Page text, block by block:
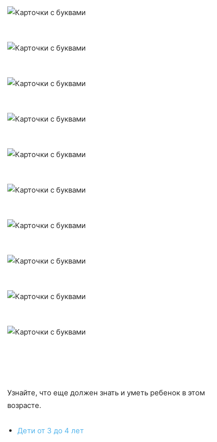
Узнайте, что еще должен знать и уметь ребенок в этом
возрасте.
Дети от 3 до 4 лет